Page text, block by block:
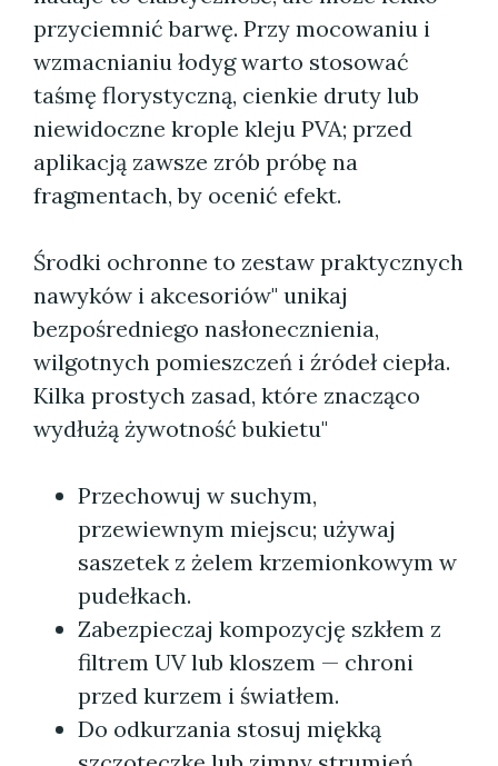
przyciemnić barwę. Przy mocowaniu i
wzmacnianiu łodyg warto stosować
taśmę florystyczną, cienkie druty lub
niewidoczne krople kleju PVA; przed
aplikacją zawsze zrób próbę na
fragmentach, by ocenić efekt.
Środki ochronne to zestaw praktycznych
nawyków i akcesoriów" unikaj
bezpośredniego nasłonecznienia,
wilgotnych pomieszczeń i źródeł ciepła.
Kilka prostych zasad, które znacząco
wydłużą żywotność bukietu"
Przechowuj w suchym,
przewiewnym miejscu; używaj
saszetek z żelem krzemionkowym w
pudełkach.
Zabezpieczaj kompozycję szkłem z
filtrem UV lub kloszem — chroni
przed kurzem i światłem.
Do odkurzania stosuj miękką